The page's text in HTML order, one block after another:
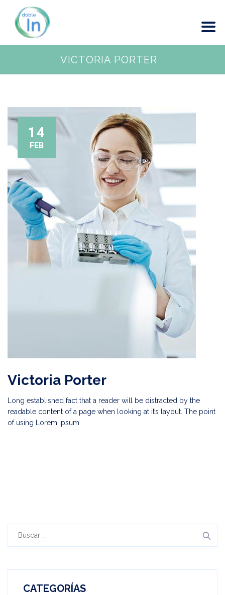
VICTORIA PORTER
14
FEB
Victoria Porter
Long established fact that a reader will be distracted by the
readable content of a page when looking at it’s layout. The point
of using Lorem Ipsum
CATEGORÍAS